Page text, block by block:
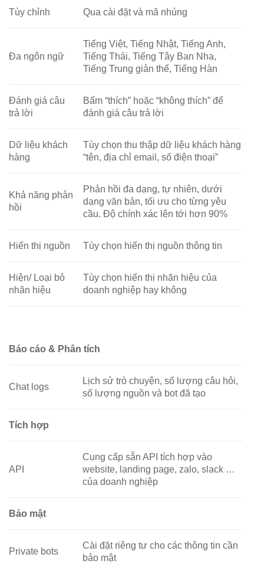
Tùy chỉnh Qua cài đặt và mã nhúng
Đa ngôn ngữ
Tiếng Việt, Tiếng Nhật, Tiếng Anh,
Tiếng Thái, Tiếng Tây Ban Nha,
Tiếng Trung giản thể, Tiếng Hàn
Đánh giá câu
trả lời
Bấm “thích” hoặc “không thích” để
đánh giá câu trả lời
Dữ liệu khách
hàng
Tùy chọn thu thập dữ liệu khách hàng
“tên, địa chỉ email, số điện thoại”
Khả năng phản
hồi
Phản hồi đa dạng, tự nhiên, dưới
dạng văn bản, tối ưu cho từng yêu
cầu. Độ chính xác lên tới hơn 90%
Hiển thị nguồn Tùy chọn hiển thị nguồn thông tin
Hiện/ Loại bỏ
nhãn hiệu
Tùy chọn hiển thị nhãn hiệu của
doanh nghiệp hay không
Báo cáo & Phân tích
Chat logs
Lịch sử trò chuyện, số lượng câu hỏi,
số lượng nguồn và bot đã tạo
Tích hợp
API
Cung cấp sẵn API tích hợp vào
website, landing page, zalo, slack …
của doanh nghiệp
Bảo mật
Private bots
Cài đặt riêng tư cho các thông tin cần
bảo mật